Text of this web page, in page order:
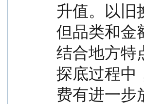
升值。以旧
但品类和金
结合地方特
探底过程中
费有进一步